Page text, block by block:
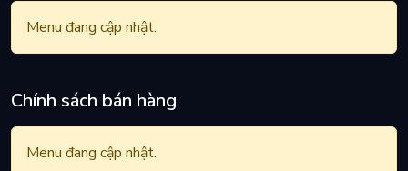
Menu đang cập nhật.
Chính sách bán hàng
Menu đang cập nhật.